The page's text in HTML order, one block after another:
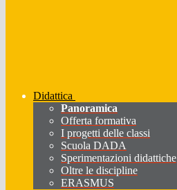
Didattica
Panoramica
Offerta formativa
I progetti delle classi
Scuola DADA
Sperimentazioni didattiche
Oltre le discipline
ERASMUS